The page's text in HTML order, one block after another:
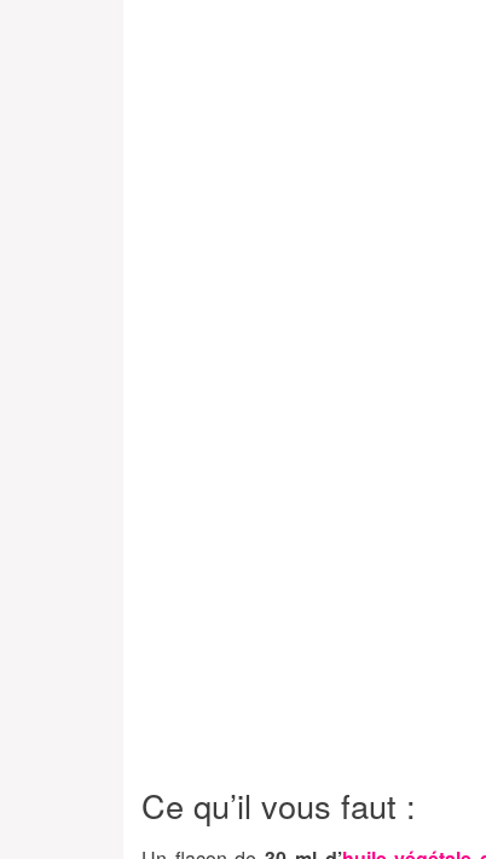
Ce qu’il vous faut :